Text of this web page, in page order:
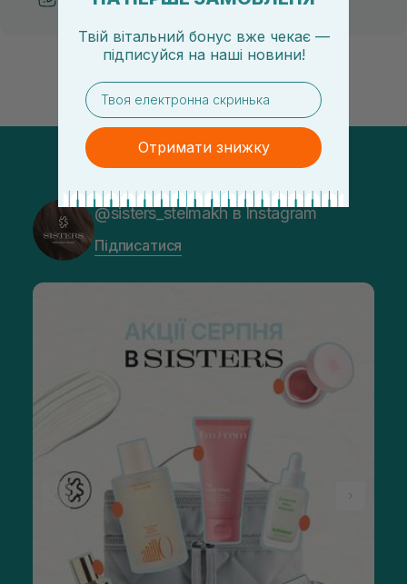
@sisters_stelmakh в Instagram
Підписатися
Твій вітальний бонус вже чекає —
підписуйся на наші новини!
email
Отримати знижку